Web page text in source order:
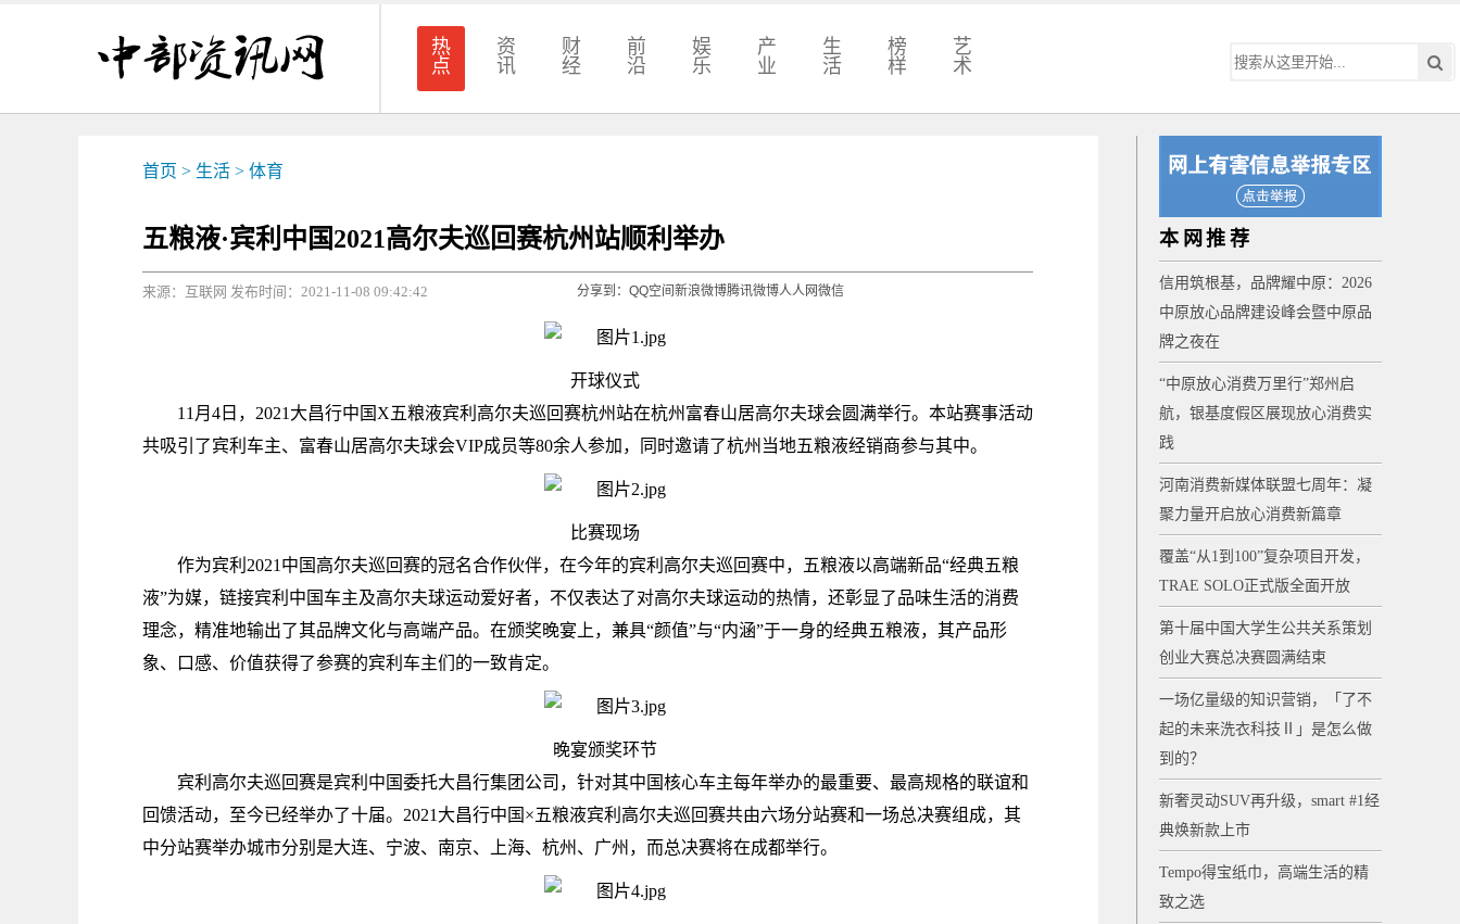
热
点
资
讯
财
经
前
沿
娱
乐
产
业
生
活
榜
样
艺
术
首页 > 生活 > 体育
五粮液·宾利中国2021高尔夫巡回赛杭州站顺利举办
来源：互联网 发布时间：2021-11-08 09:42:42 分享到： QQ空间 新浪微博腾讯微博人人网微信
开球仪式
11月4日，2021大昌行中国X五粮液宾利高尔夫巡回赛杭州站在杭州富春山居高尔夫球会圆满举行。本站赛事活动
共吸引了宾利车主、富春山居高尔夫球会VIP成员等80余人参加，同时邀请了杭州当地五粮液经销商参与其中。
比赛现场
作为宾利2021中国高尔夫巡回赛的冠名合作伙伴，在今年的宾利高尔夫巡回赛中，五粮液以高端新品“经典五粮
液”为媒，链接宾利中国车主及高尔夫球运动爱好者，不仅表达了对高尔夫球运动的热情，还彰显了品味生活的消费
理念，精准地输出了其品牌文化与高端产品。在颁奖晚宴上，兼具“颜值”与“内涵”于一身的经典五粮液，其产品形
象、口感、价值获得了参赛的宾利车主们的一致肯定。
晚宴颁奖环节
宾利高尔夫巡回赛是宾利中国委托大昌行集团公司，针对其中国核心车主每年举办的最重要、最高规格的联谊和
回馈活动，至今已经举办了十届。2021大昌行中国×五粮液宾利高尔夫巡回赛共由六场分站赛和一场总决赛组成，其
中分站赛举办城市分别是大连、宁波、南京、上海、杭州、广州，而总决赛将在成都举行。
本网推荐
信用筑根基，品牌耀中原：2026
中原放心品牌建设峰会暨中原品
牌之夜在
“中原放心消费万里行”郑州启
航，银基度假区展现放心消费实
践
河南消费新媒体联盟七周年：凝
聚力量开启放心消费新篇章
覆盖“从1到100”复杂项目开发，
TRAE SOLO正式版全面开放
第十届中国大学生公共关系策划
创业大赛总决赛圆满结束
一场亿量级的知识营销，「了不
起的未来洗衣科技Ⅱ」是怎么做
到的？
新奢灵动SUV再升级，smart #1经
典焕新款上市
Tempo得宝纸巾，高端生活的精
致之选